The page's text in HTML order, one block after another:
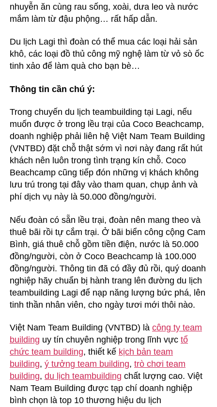
nhuyễn ăn cùng rau sống, xoài, dưa leo và nước
mắm làm từ đậu phộng… rất hấp dẫn.
Du lịch Lagi thì đoàn có thể mua các loại hải sản
khô, các loại đồ thủ công mỹ nghệ làm từ vỏ sò ốc
tinh xảo để làm quà cho bạn bè…
Thông tin cần chú ý:
Trong chuyến du lịch teambuilding tại Lagi, nếu
muốn được ở trong lều trại của Coco Beachcamp,
doanh nghiệp phải liên hệ Việt Nam Team Building
(VNTBD) đặt chỗ thật sớm vì nơi này đang rất hút
khách nên luôn trong tình trạng kín chỗ. Coco
Beachcamp cũng tiếp đón những vị khách không
lưu trú trong tại đây vào tham quan, chụp ảnh và
phí dịch vụ này là 50.000 đồng/người.
Nếu đoàn có sẵn lều trại, đoàn nên mang theo và
thuê bãi rồi tự cắm trại. Ở bãi biển công cộng Cam
Bình, giá thuê chỗ gồm tiền điện, nước là 50.000
đồng/người, còn ở Coco Beachcamp là 100.000
đồng/người. Thông tin đã có đầy đủ rồi, quý doanh
nghiệp hãy chuẩn bị hành trang lên đường du lịch
teambuilding Lagi để nạp năng lượng bức phá, lên
tinh thần nhân viên, cho ngày tươi mới thôi nào.
Việt Nam Team Building (VNTBD) là công ty team
building uy tín chuyên nghiệp trong lĩnh vực tổ
chức team building, thiết kế kịch bản team
building, ý tưởng team building, trò chơi team
building, du lịch teambuilding chất lượng cao. Việt
Nam Team Building được tạp chí doanh nghiệp
bình chọn là top 10 thương hiệu du lịch